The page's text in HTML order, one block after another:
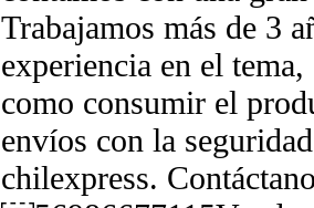
Trabajamos más de 3
experiencia en el
como consumir el
envíos con la
chilexpress.